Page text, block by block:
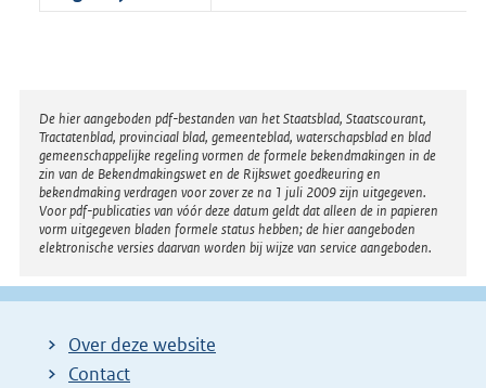
Disclaimer
De hier aangeboden pdf-bestanden van het Staatsblad, Staatscourant,
Tractatenblad, provinciaal blad, gemeenteblad, waterschapsblad en blad
gemeenschappelijke regeling vormen de formele bekendmakingen in de
zin van de Bekendmakingswet en de Rijkswet goedkeuring en
bekendmaking verdragen voor zover ze na 1 juli 2009 zijn uitgegeven.
Voor pdf-publicaties van vóór deze datum geldt dat alleen de in papieren
vorm uitgegeven bladen formele status hebben; de hier aangeboden
elektronische versies daarvan worden bij wijze van service aangeboden.
Over deze website
Contact